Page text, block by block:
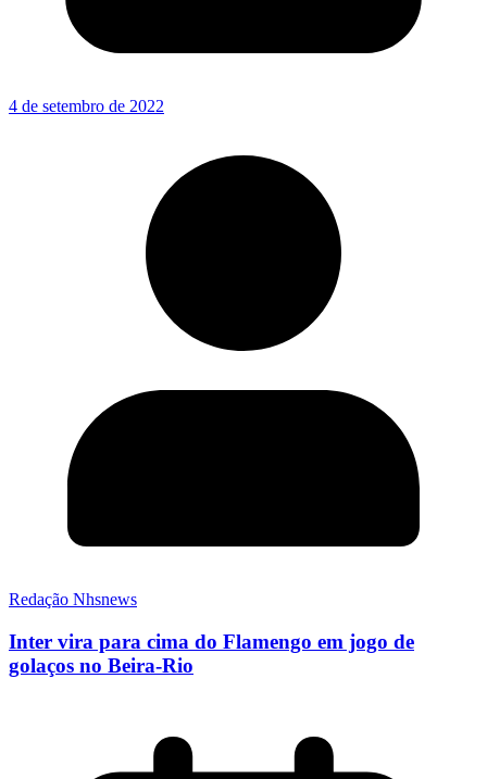
4 de setembro de 2022
Redação Nhsnews
Inter vira para cima do Flamengo em jogo de
golaços no Beira-Rio